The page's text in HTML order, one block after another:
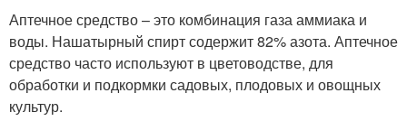
Аптечное средство – это комбинация газа аммиака и
воды. Нашатырный спирт содержит 82% азота. Аптечное
средство часто используют в цветоводстве, для
обработки и подкормки садовых, плодовых и овощных
культур.